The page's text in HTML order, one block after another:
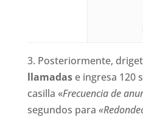
3. Posteriormente,
llamadase ingresa 120
casilla «Frecuencia de
segundos para